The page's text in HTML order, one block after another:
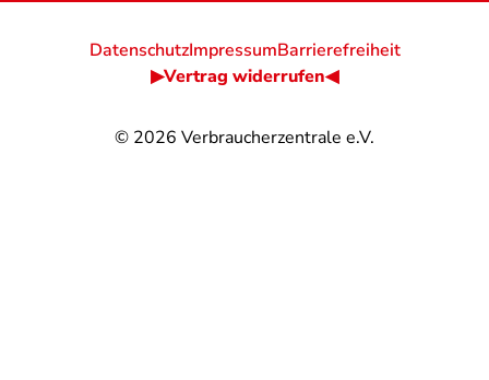
© 2026 Verbraucherzentrale e.V.
DatenschutzImpressumBarrierefreiheit
▶Vertrag widerrufen◀